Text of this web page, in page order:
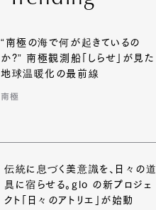
“南極の海で何が起きているの
か?” 南極観測船「しらせ」が見た
地球温暖化の最前線
南極
伝統に息づく美意識を、日々の道
具に宿らせる。glo の新プロジェ
クト「日々のアトリエ」が始動